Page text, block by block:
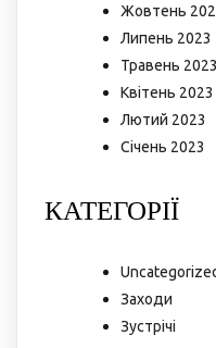
Жовтень
Липень 2023
Травень 2023
Квітень 2023
Лютий 2023
Січень 2023
КАТЕГОРІЇ
Заходи
Зустрічі